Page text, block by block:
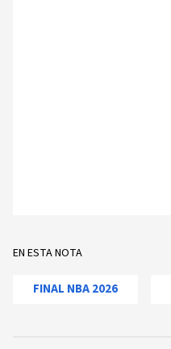
EN ESTA NOTA
FINAL NBA 2026